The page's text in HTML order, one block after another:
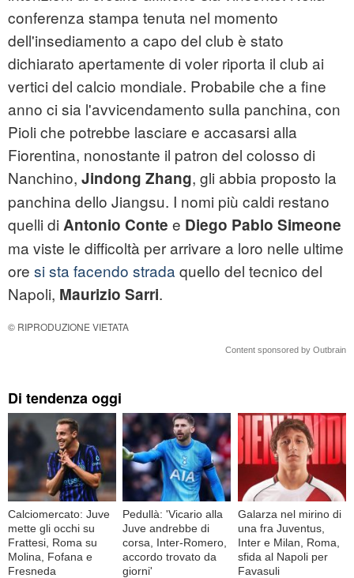
conferenza stampa tenuta nel momento
dell'insediamento a capo del club è stato
dichiarato apertamente di voler riporta il club ai
vertici del calcio mondiale. Probabile che a fine
anno ci sia l'avvicendamento sulla panchina, con
Pioli che potrebbe lasciare e accasarsi alla
Fiorentina, nonostante il patron del colosso di
Nanchino, Jindong Zhang, gli abbia proposto la
panchina dello Jiangsu. I nomi più caldi restano
quelli di Antonio Conte e Diego Pablo Simeone
ma viste le difficoltà per arrivare a loro nelle ultime
ore si sta facendo strada quello del tecnico del
Napoli, Maurizio Sarri.
© RIPRODUZIONE VIETATA
Content sponsored by Outbrain
Di tendenza oggi
Calciomercato: Juve
mette gli occhi su
Frattesi, Roma su
Molina, Fofana e
Fresneda
Pedullà: 'Vicario alla
Juve andrebbe di
corsa, Inter-Romero,
accordo trovato da
giorni'
Galarza nel mirino di
una fra Juventus,
Inter e Milan, Roma,
sfida al Napoli per
Favasuli